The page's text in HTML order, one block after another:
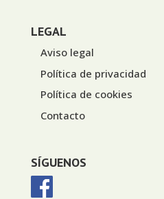
LEGAL
Aviso legal
Política de privacidad
Política de cookies
Contacto
SÍGUENOS